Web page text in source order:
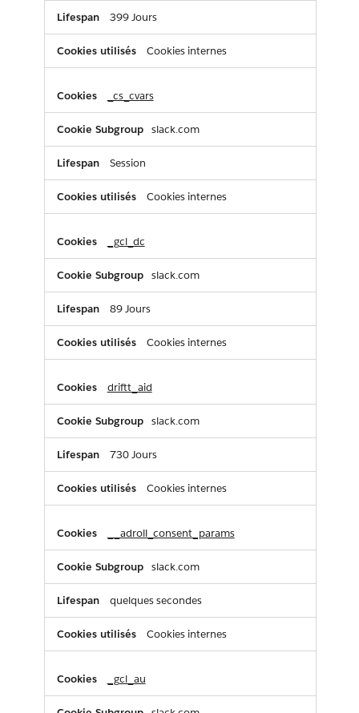
399 Jours
Cookies internes
_cs_cvars
slack.com
Session
Cookies internes
_gcl_dc
slack.com
89 Jours
Cookies internes
driftt_aid
slack.com
730 Jours
Cookies internes
__adroll_consent_params
slack.com
quelques secondes
Cookies internes
_gcl_au